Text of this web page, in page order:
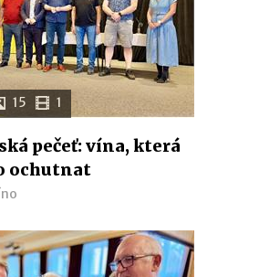
15 1
pečeť: vína, která
ochutnat